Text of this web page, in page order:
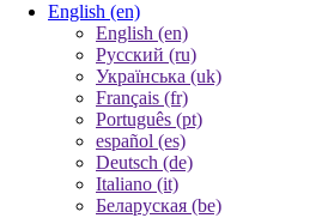
English (en)
English (en)
Русский (ru)
Українська (uk)
Français (fr)
Português (pt)
español (es)
Deutsch (de)
Italiano (it)
Беларуская (be)